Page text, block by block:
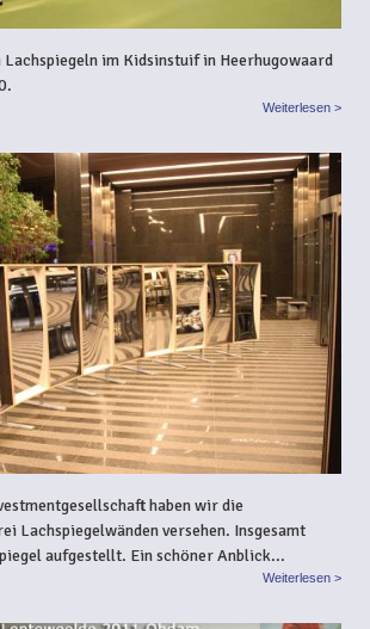
im Kidsinstuif in Heerhugowaard
Weiterlesen >
haben wir die
Lachspiegelwänden versehen. Insgesamt
aufgestellt. Ein schöner Anblick...
Weiterlesen >